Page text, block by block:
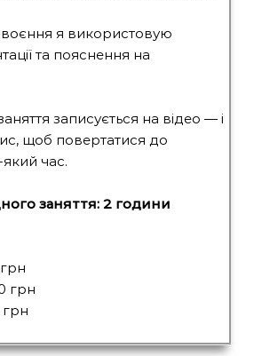
я використовую
та пояснення на
записується на відео — і
щоб повертатися до
час.
заняття: 2 години
грн
грн